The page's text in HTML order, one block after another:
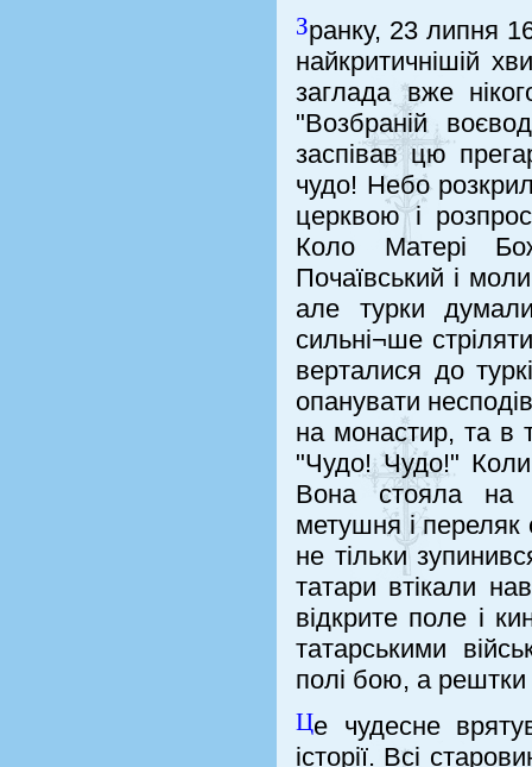
Зранку, 23 липня
найкритичнішій
заглада вже
"Возбраній
заспівав цю
чудо! Небо
церквою і
Коло Матері
Почаївський і
але турки
сильні¬ше
верталися до
опанувати
на монастир, та в
"Чудо! Чудо!"
Вона стояла на
метушня і переляк
не тільки
татари втікали
відкрите поле і
татарськими
полі бою, а рештки
Це чудесне
історії. Всі